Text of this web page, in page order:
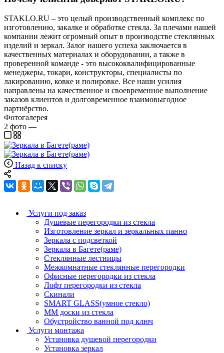
STAKLO.RU – это целый производственный комплекс по
изготовлению, закалке и обработке стекла. За плечами нашей
компании лежит огромный опыт в производстве стеклянных
изделий и зеркал. Залог нашего успеха заключается в
качественных материалах и оборудовании, а также в
проверенной команде - это высококвалифицированные
менеджеры, токари, конструкторы, специалисты по
лакированию, ковке и полировке. Все наши усилия
направлены на качественное и своевременное выполнение
заказов клиентов и долговременное взаимовыгодное
партнёрство.
Фотогалерея
2 фото —
Назад к списку
Услуги под заказ
Душевые перегородки из стекла
Изготовление зеркал и зеркальных панно
Зеркала с подсветкой
Зеркала в Багете(раме)
Стеклянные лестницы
Межкомнатные стеклянные перегородки
Офисные перегородки из стекла
Лофт перегородки из стекла
Скинали
SMART GLASS(умное стекло)
ММ доски из стекла
Обустройство ванной под ключ
Услуги монтажа
Установка душевой перегородки
Установка зеркал